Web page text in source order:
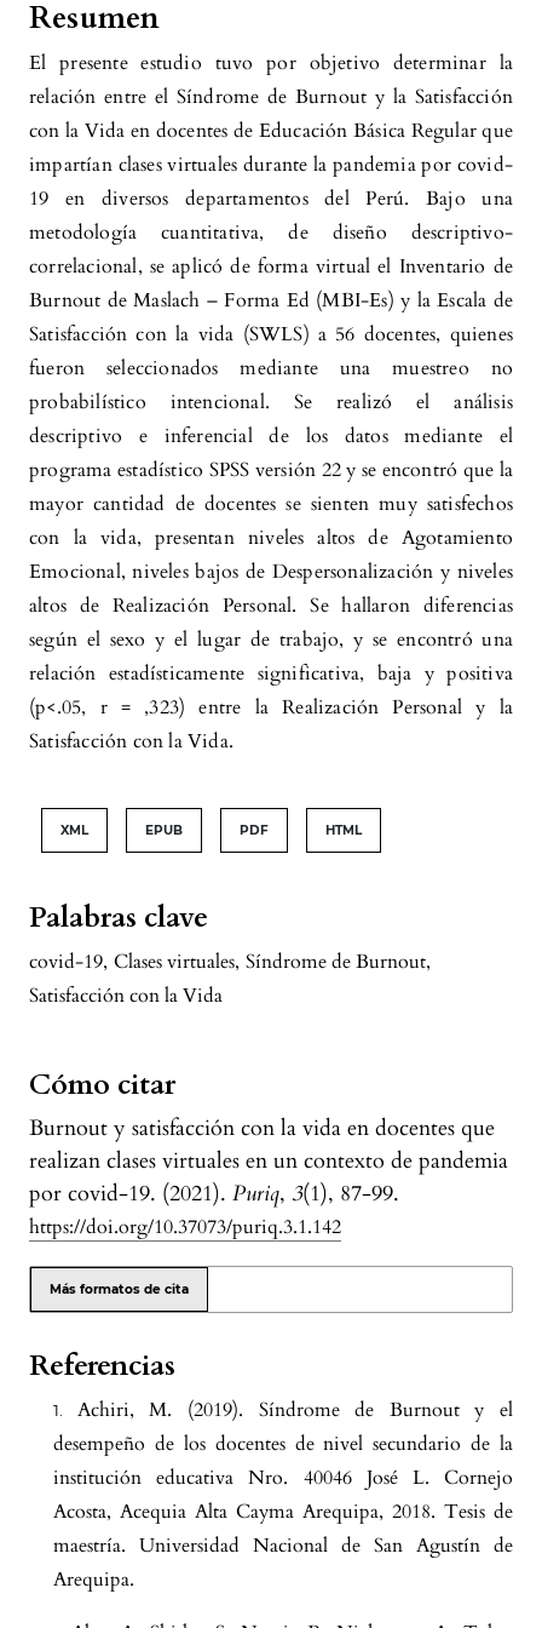
Palabras clave
covid-19, Clases virtuales, Síndrome de Burnout,
Satisfacción con la Vida
Cómo citar
Burnout y satisfacción con la vida en docentes que
realizan clases virtuales en un contexto de pandemia
por covid-19. (2021). Puriq, 3(1), 87-99.
https://doi.org/10.37073/puriq.3.1.142
Más formatos de cita
Diana Andrea García Chamorro, Paula Andrea
Aristizábal Vélez, Consuelo Vélez Álvarez (2024)
Satisfacción con la vida en la comunidad
universitaria de una Universidad Colombiana
en tiempo de pandemia. ÁNFORA, 31(56), 178.
10.30854/anf.v31.n56.2023.967
Angela Barandica Macías (2024)
ESTRÉS EN DOCENTES EN TIEMPOS DE
PANDEMIA. .
Silvina Soledad Hernández, Patricia Graciela
Méndez, Liliana Rosa Sosa, Marcela Anahí Flores,
Mónica Andrea Rodríguez, Carlos Jesús Canova-
Barrios (2023)
Bachelor of Science in Nursing faculty
perceptions of distance education during the
COVID-19 pandemic. Salud, Ciencia y
Tecnología, 3, 183.
10.56294/saludcyt2023183
Roxana Graciela Marsollier, Cristián David
Expósito, Ana Victoria Marquez Terraza, Santiago
Experiencias docentes frente a la virtualidad
durante la pandemia por covid-19: principales
desafíos y estrategias de afrontamiento.
10.18175/VyS16.3.2024.7
Erika Pamela Cando Taipe, Lorena Fernanda
Altamirano López (2024)
Síndrome de burnout y satisfacción con la
vida en choferes profesionales.
9(42), e2401238.
Resumen
El presente estudio tuvo por objetivo determinar la
relación entre el Síndrome de Burnout y la Satisfacción
con la Vida en docentes de Educación Básica Regular que
impartían clases virtuales durante la pandemia por covid-
19 en diversos departamentos del Perú. Bajo una
metodología cuantitativa, de diseño descriptivo-
correlacional, se aplicó de forma virtual el Inventario de
Burnout de Maslach – Forma Ed (MBI-Es) y la Escala de
Satisfacción con la vida (SWLS) a 56 docentes, quienes
fueron seleccionados mediante una muestreo no
probabilístico intencional. Se realizó el análisis
descriptivo e inferencial de los datos mediante el
programa estadístico SPSS versión 22 y se encontró que la
mayor cantidad de docentes se sienten muy satisfechos
con la vida, presentan niveles altos de Agotamiento
Emocional, niveles bajos de Despersonalización y niveles
altos de Realización Personal. Se hallaron diferencias
según el sexo y el lugar de trabajo, y se encontró una
relación estadísticamente significativa, baja y positiva
(p<.05, r = ,323) entre la Realización Personal y la
Satisfacción con la Vida.
XML EPUB PDF HTML
Referencias
Achiri, M. (2019). Síndrome de Burnout y el
desempeño de los docentes de nivel secundario de la
institución educativa Nro. 40046 José L. Cornejo
Acosta, Acequia Alta Cayma Arequipa, 2018. Tesis de
maestría. Universidad Nacional de San Agustín de
Arequipa.